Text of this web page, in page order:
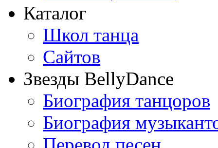
Каталог
Школ танца
Сайтов
Звезды BellyDance
Биография танцоров
Биография